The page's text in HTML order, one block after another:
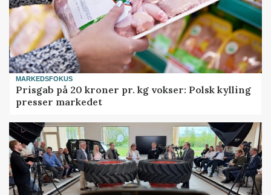
MARKEDSFOKUS
Prisgab på 20 kroner pr. kg vokser: Polsk kylling
presser markedet